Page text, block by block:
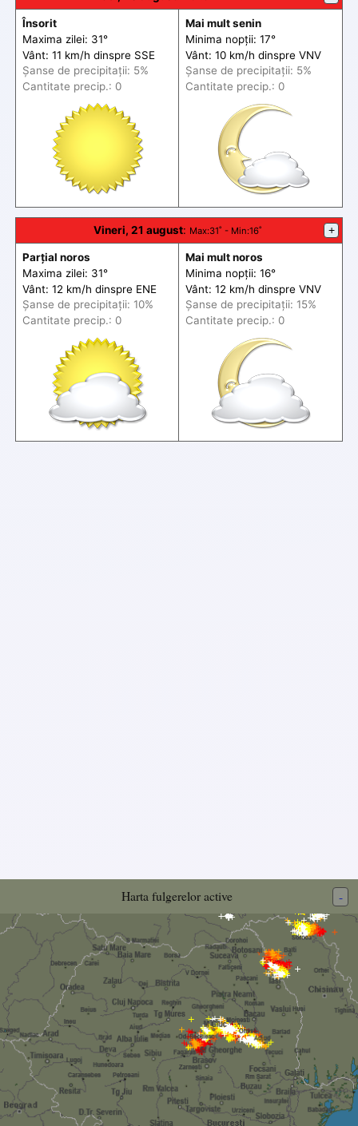
Însorit
Maxima zilei: 31°
Vânt: 11 km/h dinspre SSE
Șanse de precipitații: 5%
Cantitate precip.: 0
Mai mult senin
Minima nopții: 17°
Vânt: 10 km/h dinspre VNV
Șanse de precipitații: 5%
Cantitate precip.: 0
Vineri, 21 august: Max:31˚ - Min:16˚ +
Parțial noros
Maxima zilei: 31°
Vânt: 12 km/h dinspre ENE
Șanse de precipitații: 10%
Cantitate precip.: 0
Mai mult noros
Minima nopții: 16°
Vânt: 12 km/h dinspre VNV
Șanse de precipitații: 15%
Cantitate precip.: 0
Harta fulgerelor active -